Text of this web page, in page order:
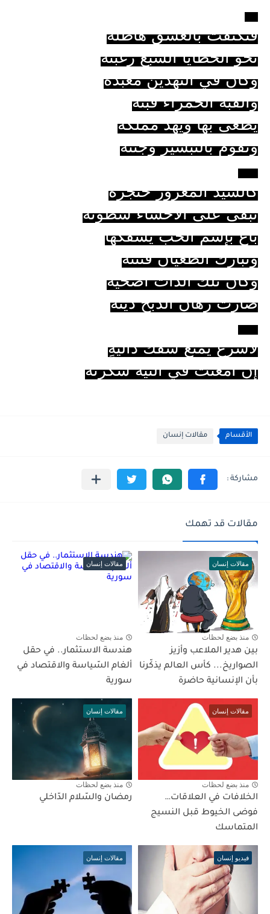
**
فتكثّفت بالعشق هاطلة
نحو الخطايا السبع رغبته
وكأنّ في النهدين معبده
والقبة الحمراء قبتّه
يطغى بها ويهدّ مملكة
وتقوم بالتبشير وجنته
***
كالسيّد المغرور خنجره
تبقى على الأحشاء سطوته
باغٍ بإسم الحب يسفكها
وتبارك الطغيان فتنته
وكأنّ تلك الذات أضحية
صارت رِهان الذبح ديّته
***
لاشرعَ يمنع سفك داليةٍ
إنْ أمعنت في التيه سكرتُه
الأقسام مقالات إنسان
مقالات قد تهمك
مقالات إنسان
منذ بضع لحظات
بين هدير الملاعب وأزيز
الصواريخ... كأس العالم يذكّرنا
بأن الإنسانية حاضرة
مقالات إنسان
منذ بضع لحظات
هندسة الاستثمار.. في حقل
ألغام السّياسة والاقتصاد في
سورية
مقالات إنسان
منذ بضع لحظات
الخلافات في العلاقات…
فوضى الخيوط قبل النسيج
المتماسك
مقالات إنسان
منذ بضع لحظات
رمضان والسّلام الدّاخلي
فيديو إنسان مقالات إنسان